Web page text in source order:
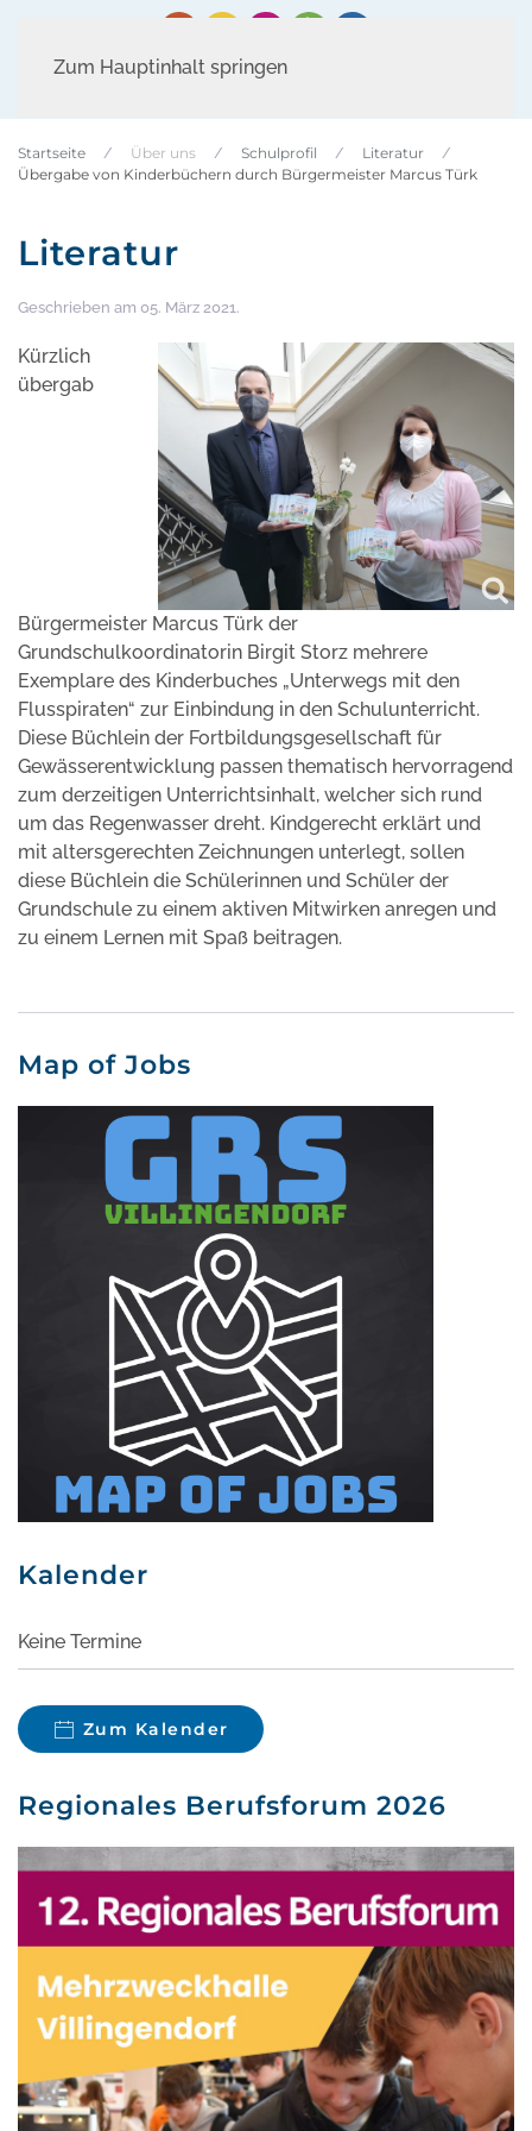
Zum Hauptinhalt springen
Startseite Über uns Schulprofil
Literatur
Übergabe von Kinderbüchern durch Bürgermeister Marcus Türk
Literatur
Geschrieben am 05. März 2021.
Kürzlich
übergab
Bürgermeister Marcus Türk der
Grundschulkoordinatorin Birgit Storz mehrere
Exemplare des Kinderbuches „Unterwegs mit den
Flusspiraten“ zur Einbindung in den Schulunterricht.
Diese Büchlein der Fortbildungsgesellschaft für
Gewässerentwicklung passen thematisch hervorragend
zum derzeitigen Unterrichtsinhalt, welcher sich rund
um das Regenwasser dreht. Kindgerecht erklärt und
mit altersgerechten Zeichnungen unterlegt, sollen
diese Büchlein die Schülerinnen und Schüler der
Grundschule zu einem aktiven Mitwirken anregen und
zu einem Lernen mit Spaß beitragen.
Map of Jobs
Kalender
Keine Termine
Zum Kalender
Regionales Berufsforum 2026